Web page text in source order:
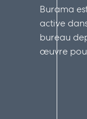
Burama
active
bureau
œuvre